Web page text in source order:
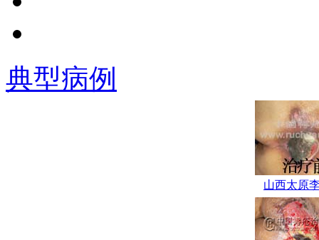
习。从事外科工作
多年，对褥疮清创
典型病例
山西太原